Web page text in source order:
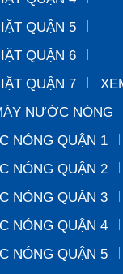
QUẬN 5
QUẬN 6
QUẬN 7
NƯỚC NÓNG
NÓNG QUẬN 1
NÓNG QUẬN 2
NÓNG QUẬN 3
NÓNG QUẬN 4
NÓNG QUẬN 5